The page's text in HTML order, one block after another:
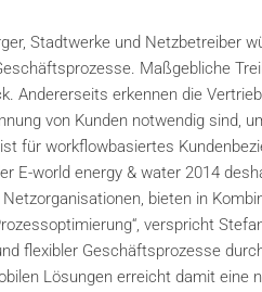
Stadtwerke und Netzbetreiber
Maßgebliche
Andererseits erkennen die
von Kunden notwendig sind,
für workflowbasiertes
E-world energy & water 2014
bieten in
verspricht
flexibler Geschäftsprozesse
Lösungen erreicht damit eine